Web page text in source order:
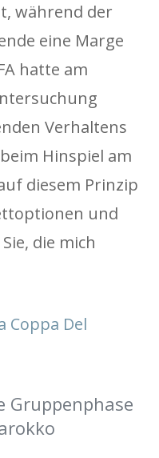
während der
eine Marge
hatte am
Verhaltens
Hinspiel am
diesem Prinzip
und
die mich
Coppa Del
Gruppenphase